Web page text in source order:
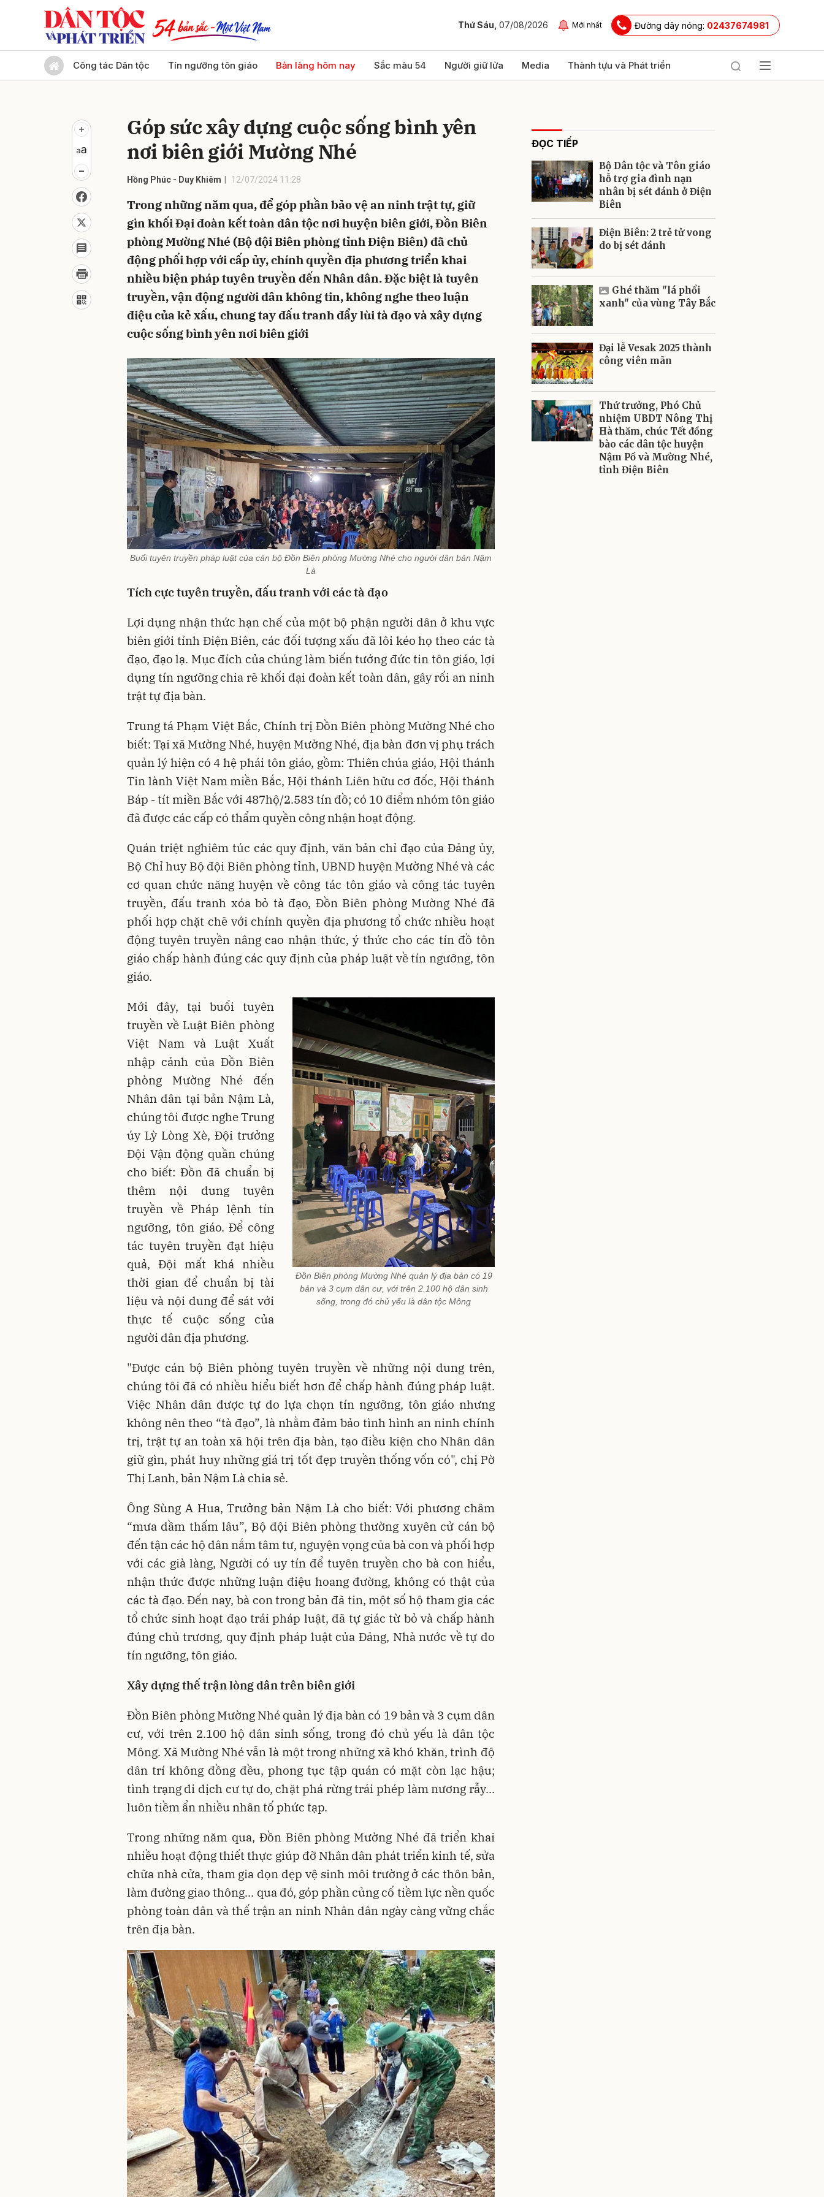
Thứ Sáu, 07/08/2026 Mới nhất Đường dây nóng: 02437674981
Công tác Dân tộc Tín ngưỡng tôn giáo Bản làng hôm nay Sắc màu 54 Người giữ lửa Media Thành tựu và Phát triển
Góp sức xây dựng cuộc sống bình yên
nơi biên giới Mường Nhé
Hồng Phúc - Duy Khiêm 12/07/2024 11:28
Trong những năm qua, để góp phần bảo vệ an ninh trật tự, giữ
gìn khối Đại đoàn kết toàn dân tộc nơi huyện biên giới, Đồn Biên
phòng Mường Nhé (Bộ đội Biên phòng tỉnh Điện Biên) đã chủ
động phối hợp với cấp ủy, chính quyền địa phương triển khai
nhiều biện pháp tuyên truyền đến Nhân dân. Đặc biệt là tuyên
truyền, vận động người dân không tin, không nghe theo luận
điệu của kẻ xấu, chung tay đấu tranh đẩy lùi tà đạo và xây dựng
cuộc sống bình yên nơi biên giới
Buổi tuyên truyền pháp luật của cán bộ Đồn Biên phòng Mường Nhé cho người dân bản Nậm
Là
Tích cực tuyên truyền, đấu tranh với các tà đạo
Lợi dụng nhận thức hạn chế của một bộ phận người dân ở khu vực
biên giới tỉnh Điện Biên, các đối tượng xấu đã lôi kéo họ theo các tà
đạo, đạo lạ. Mục đích của chúng làm biến tướng đức tin tôn giáo, lợi
dụng tín ngưỡng chia rẽ khối đại đoàn kết toàn dân, gây rối an ninh
trật tự địa bàn.
Trung tá Phạm Việt Bắc, Chính trị Đồn Biên phòng Mường Nhé cho
biết: Tại xã Mường Nhé, huyện Mường Nhé, địa bàn đơn vị phụ trách
quản lý hiện có 4 hệ phái tôn giáo, gồm: Thiên chúa giáo, Hội thánh
Tin lành Việt Nam miền Bắc, Hội thánh Liên hữu cơ đốc, Hội thánh
Báp - tít miền Bắc với 487hộ/2.583 tín đồ; có 10 điểm nhóm tôn giáo
đã được các cấp có thẩm quyền công nhận hoạt động.
Quán triệt nghiêm túc các quy định, văn bản chỉ đạo của Đảng ủy,
Bộ Chỉ huy Bộ đội Biên phòng tỉnh, UBND huyện Mường Nhé và các
cơ quan chức năng huyện về công tác tôn giáo và công tác tuyên
truyền, đấu tranh xóa bỏ tà đạo, Đồn Biên phòng Mường Nhé đã
phối hợp chặt chẽ với chính quyền địa phương tổ chức nhiều hoạt
động tuyên truyền nâng cao nhận thức, ý thức cho các tín đồ tôn
giáo chấp hành đúng các quy định của pháp luật về tín ngưỡng, tôn
giáo.
Đồn Biên phòng Mường Nhé quản lý địa bàn có 19
bản và 3 cụm dân cư, với trên 2.100 hộ dân sinh
sống, trong đó chủ yếu là dân tộc Mông
Mới đây, tại buổi tuyên
truyền về Luật Biên phòng
Việt Nam và Luật Xuất
nhập cảnh của Đồn Biên
phòng Mường Nhé đến
Nhân dân tại bản Nậm Là,
chúng tôi được nghe Trung
úy Lỳ Lòng Xè, Đội trưởng
Đội Vận động quần chúng
cho biết: Đồn đã chuẩn bị
thêm nội dung tuyên
truyền về Pháp lệnh tín
ngưỡng, tôn giáo. Để công
tác tuyên truyền đạt hiệu
quả, Đội mất khá nhiều
thời gian để chuẩn bị tài
liệu và nội dung để sát với
thực tế cuộc sống của
người dân địa phương.
"Được cán bộ Biên phòng tuyên truyền về những nội dung trên,
chúng tôi đã có nhiều hiểu biết hơn để chấp hành đúng pháp luật.
Việc Nhân dân được tự do lựa chọn tín ngưỡng, tôn giáo nhưng
không nên theo “tà đạo”, là nhằm đảm bảo tình hình an ninh chính
trị, trật tự an toàn xã hội trên địa bàn, tạo điều kiện cho Nhân dân
giữ gìn, phát huy những giá trị tốt đẹp truyền thống vốn có", chị Pờ
Thị Lanh, bản Nậm Là chia sẻ.
Ông Sùng A Hua, Trưởng bản Nậm Là cho biết: Với phương châm
“mưa dầm thấm lâu”, Bộ đội Biên phòng thường xuyên cử cán bộ
đến tận các hộ dân nắm tâm tư, nguyện vọng của bà con và phối hợp
với các già làng, Người có uy tín để tuyên truyền cho bà con hiểu,
nhận thức được những luận điệu hoang đường, không có thật của
các tà đạo. Đến nay, bà con trong bản đã tin, một số hộ tham gia các
tổ chức sinh hoạt đạo trái pháp luật, đã tự giác từ bỏ và chấp hành
đúng chủ trương, quy định pháp luật của Đảng, Nhà nước về tự do
tín ngưỡng, tôn giáo.
Xây dựng thế trận lòng dân trên biên giới
Đồn Biên phòng Mường Nhé quản lý địa bàn có 19 bản và 3 cụm dân
cư, với trên 2.100 hộ dân sinh sống, trong đó chủ yếu là dân tộc
Mông. Xã Mường Nhé vẫn là một trong những xã khó khăn, trình độ
dân trí không đồng đều, phong tục tập quán có mặt còn lạc hậu;
tình trạng di dịch cư tự do, chặt phá rừng trái phép làm nương rẫy...
luôn tiềm ẩn nhiều nhân tố phức tạp.
Trong những năm qua, Đồn Biên phòng Mường Nhé đã triển khai
nhiều hoạt động thiết thực giúp đỡ Nhân dân phát triển kinh tế, sửa
chữa nhà cửa, tham gia dọn dẹp vệ sinh môi trường ở các thôn bản,
làm đường giao thông... qua đó, góp phần củng cố tiềm lực nền quốc
phòng toàn dân và thế trận an ninh Nhân dân ngày càng vững chắc
trên địa bàn.
ĐỌC TIẾP
Bộ Dân tộc và Tôn giáo
hỗ trợ gia đình nạn
nhân bị sét đánh ở Điện
Biên
Điện Biên: 2 trẻ tử vong
do bị sét đánh
Ghé thăm "lá phổi
xanh" của vùng Tây Bắc
Đại lễ Vesak 2025 thành
công viên mãn
Thứ trưởng, Phó Chủ
nhiệm UBDT Nông Thị
Hà thăm, chúc Tết đồng
bào các dân tộc huyện
Nậm Pồ và Mường Nhé,
tỉnh Điện Biên
Gửi bình luận
Gửi